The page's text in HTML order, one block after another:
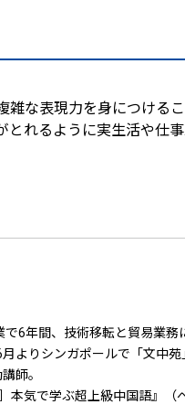
な表現力を身につけるこ
とれるように実生活や仕事
6年間、技術移転と貿易業務
よりシンガポールで「文中苑
師。
本気で学ぶ超上級中国語』（